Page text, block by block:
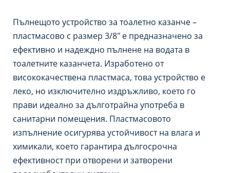
Пълнещото устройство за тоалетно казанче –
пластмасово с размер 3/8″ е предназначено за
ефективно и надеждно пълнене на водата в
тоалетните казанчета. Изработено от
висококачествена пластмаса, това устройство е
леко, но изключително издръжливо, което го
прави идеално за дълготрайна употреба в
санитарни помещения. Пластмасовото
изпълнение осигурява устойчивост на влага и
химикали, което гарантира дългосрочна
ефективност при отворени и затворени